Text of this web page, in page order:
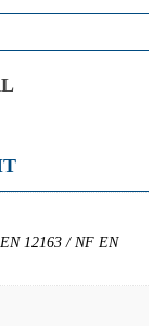
12163 / NF EN